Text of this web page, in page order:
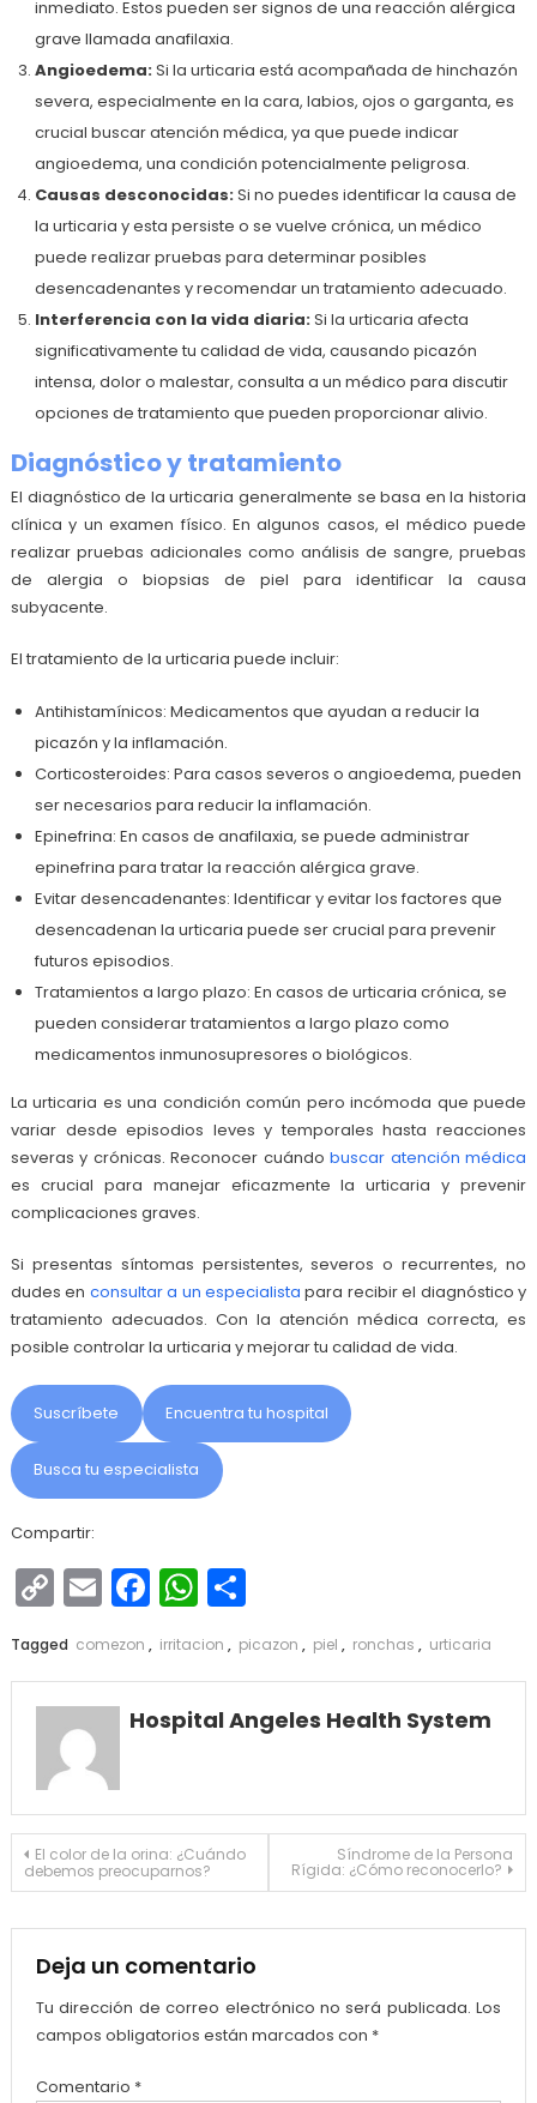
inmediato. Estos pueden ser signos de una reacción alérgica
grave llamada anafilaxia.
Angioedema:Si la urticaria está acompañada de hinchazón
severa, especialmente en la cara, labios, ojos o garganta, es
crucial buscar atención médica, ya que puede indicar
angioedema, una condición potencialmente peligrosa.
Causas desconocidas:Si no puedes identificar la causa de
la urticaria y esta persiste o se vuelve crónica, un médico
puede realizar pruebas para determinar posibles
desencadenantes y recomendar un tratamiento adecuado.
Interferencia con la vida diaria:Si la urticaria afecta
significativamente tu calidad de vida, causando picazón
intensa, dolor o malestar, consulta a un médico para discutir
opciones de tratamiento que pueden proporcionar alivio.
Diagnóstico y tratamiento
El diagnóstico de la urticaria generalmente se basa en la historia
clínica y un examen físico. En algunos casos, el médico puede
realizar pruebas adicionales como análisis de sangre, pruebas
de alergia o biopsias de piel para identificar la causa
subyacente.
El tratamiento de la urticaria puede incluir:
Antihistamínicos: Medicamentos que ayudan a reducir la
picazón y la inflamación.
Corticosteroides: Para casos severos o angioedema, pueden
ser necesarios para reducir la inflamación.
Epinefrina: En casos de anafilaxia, se puede administrar
epinefrina para tratar la reacción alérgica grave.
Evitar desencadenantes: Identificar y evitar los factores que
desencadenan la urticaria puede ser crucial para prevenir
futuros episodios.
Tratamientos a largo plazo: En casos de urticaria crónica, se
pueden considerar tratamientos a largo plazo como
medicamentos inmunosupresores o biológicos.
La urticaria es una condición común pero incómoda que puede
variar desde episodios leves y temporales hasta reacciones
severas y crónicas. Reconocer cuándo buscar atención médica
es crucial para manejar eficazmente la urticaria y prevenir
complicaciones graves.
Si presentas síntomas persistentes, severos o recurrentes, no
dudes en consultar a un especialista para recibir el diagnóstico y
tratamiento adecuados. Con la atención médica correcta, es
posible controlar la urticaria y mejorar tu calidad de vida.
Suscríbete Encuentra tu hospital
Busca tu especialista
Compartir:
Copy
Link
EmailFacebook
WhatsApp
Compartir
Tagged comezon , irritacion , picazon , piel , ronchas , urticaria
Hospital Angeles Health System
Navegación
de
El color de la orina: ¿Cuándo
debemos preocuparnos?
Síndrome de la Persona
Rígida: ¿Cómo reconocerlo?
Deja un comentario
Tu dirección de correo electrónico no será publicada. Los
campos obligatorios están marcados con *
Comentario *